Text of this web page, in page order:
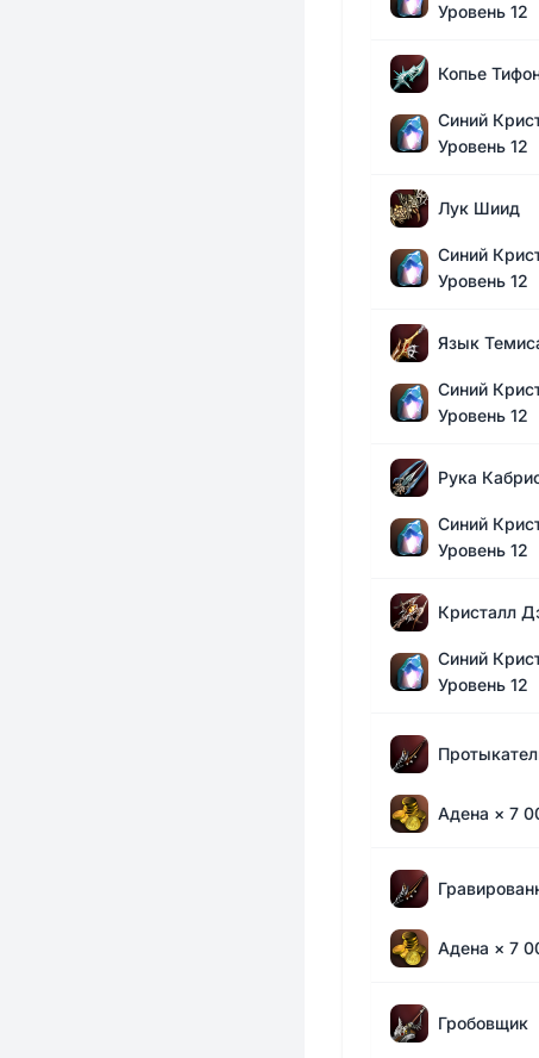
Уровень 12
Копье
Синий
Уровень 12
Лук Шиид
Синий
Уровень 12
Язык
Синий
Уровень 12
Рука
Синий
Уровень 12
Кристалл
Синий
Уровень 12
Адена × 7
Адена × 7
Гробовщик